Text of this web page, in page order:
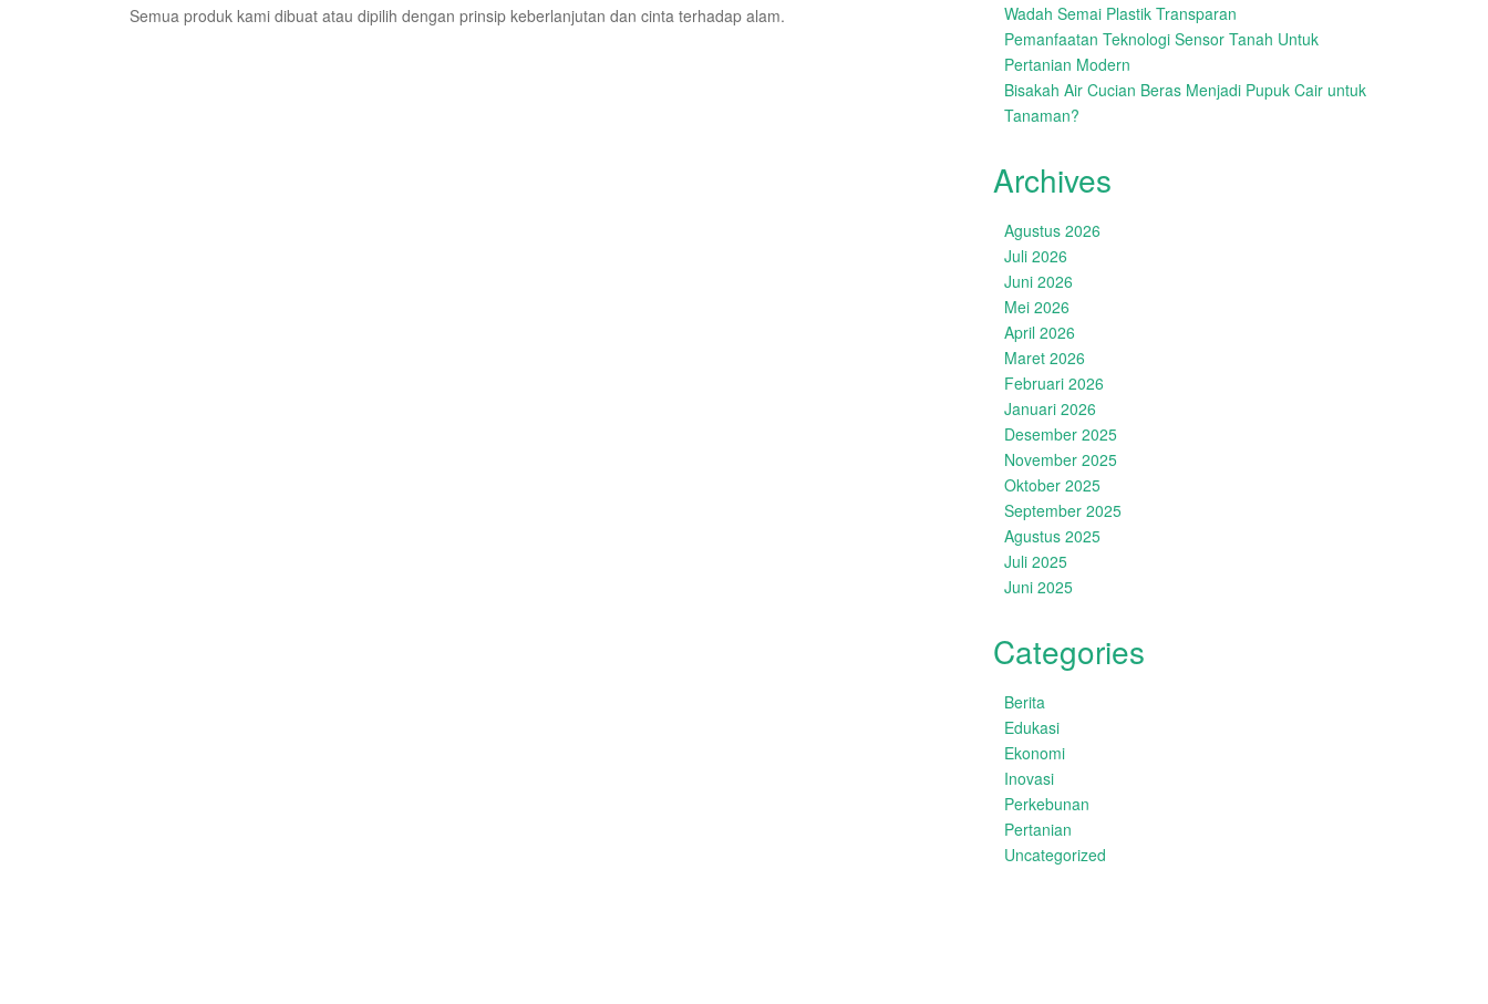
Semua produk kami dibuat atau dipilih dengan prinsip keberlanjutan dan cinta terhadap alam.
Wadah Semai Plastik Transparan
Pemanfaatan Teknologi Sensor Tanah Untuk
Pertanian Modern
Bisakah Air Cucian Beras Menjadi Pupuk Cair untuk
Tanaman?
Archives
Agustus 2026
Juli 2026
Juni 2026
Mei 2026
April 2026
Maret 2026
Februari 2026
Januari 2026
Desember 2025
November 2025
Oktober 2025
September 2025
Agustus 2025
Juli 2025
Juni 2025
Categories
Berita
Edukasi
Ekonomi
Inovasi
Perkebunan
Pertanian
Uncategorized